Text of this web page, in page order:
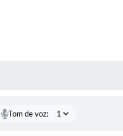
Tom de voz: